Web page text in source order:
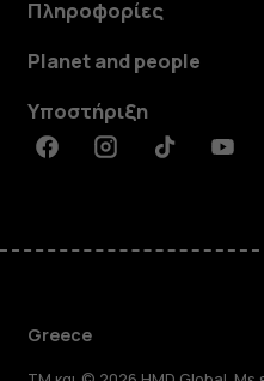
Πληροφορίες
Planet and people
Υποστήριξη
FacebookInstagramTiktok
Greece